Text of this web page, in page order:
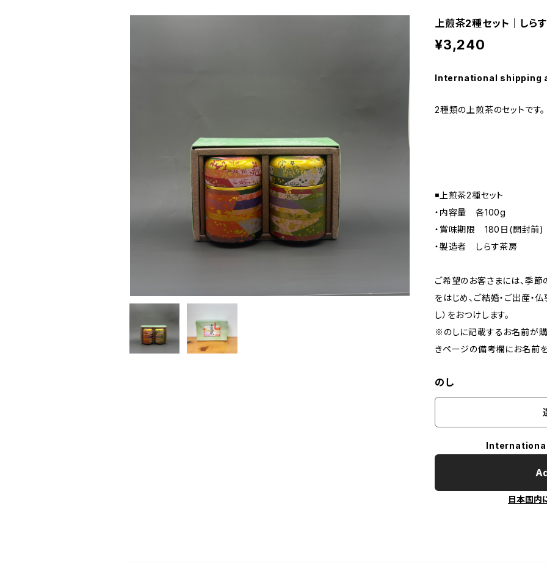
上煎茶2種セット｜しら
¥3,240
International shipping
2種類の上煎茶のセットです。
◾️上煎茶2種セット
・内容量 各100g
・賞味期限 180日(開封前)
・製造者 しらす茶房
ご希望のお客さまには、季節
をはじめ、ご結婚・ご出産・
し）をおつけします。
※のしに記載するお名前が
きページの備考欄にお名前
のし
日本国内